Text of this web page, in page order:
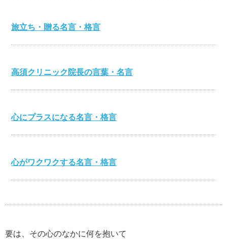
旅立ち・贈る名言・格言
高須クリニック院長の言葉・名言
心にプラスになる名言・格言
心がワクワクする名言・格言
伊集院静の名言・格言
要は、その心のなかに何を抱いて